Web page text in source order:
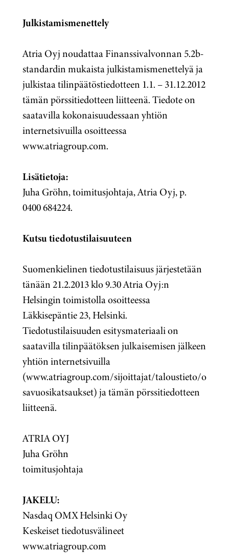
Julkistamismenettely
Atria Oyj noudattaa Finanssivalvonnan 5.2b-
standardin mukaista julkistamismenettelyä ja
julkistaa tilinpäätöstiedotteen 1.1. – 31.12.2012
tämän pörssitiedotteen liitteenä. Tiedote on
saatavilla kokonaisuudessaan yhtiön
internetsivuilla osoitteessa
www.atriagroup.com.
Lisätietoja:
Juha Gröhn, toimitusjohtaja, Atria Oyj, p.
0400 684224.
Kutsu tiedotustilaisuuteen
Suomenkielinen tiedotustilaisuus järjestetään
tänään 21.2.2013 klo 9.30 Atria Oyj:n
Helsingin toimistolla osoitteessa
Läkkisepäntie 23, Helsinki.
Tiedotustilaisuuden esitysmateriaali on
saatavilla tilinpäätöksen julkaisemisen jälkeen
yhtiön internetsivuilla
(www.atriagroup.com/sijoittajat/taloustieto/o
savuosikatsaukset) ja tämän pörssitiedotteen
liitteenä.
ATRIA OYJ
Juha Gröhn
toimitusjohtaja
JAKELU:
Nasdaq OMX Helsinki Oy
Keskeiset tiedotusvälineet
www.atriagroup.com